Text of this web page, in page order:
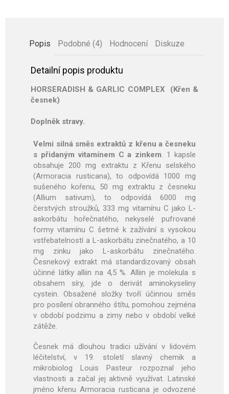
Popis Podobné (4) Hodnocení Diskuze
Detailní popis produktu
HORSERADISH & GARLIC COMPLEX (Křen &
česnek)
Doplněk stravy.
Velmi silná směs extraktů z křenu a česneku
s přidaným vitamínem C a zinkem. 1 kapsle
obsahuje 200 mg extraktu z Křenu selského
(Armoracia rusticana), to odpovídá 1000 mg
sušeného kořenu, 50 mg extraktu z česneku
(Allium sativum), to odpovídá 6000 mg
čerstvých stroužků, 333 mg vitamínu C jako L-
askorbátu hořečnatého, nekyselé pufrované
formy vitamínu C šetrné k zažívání s vysokou
vstřebatelností a L-askorbátu zinečnatého, a 10
mg zinku jako L-askorbátu zinečnatého.
Česnekový extrakt má standardizovaný obsah
účinné látky alliin na 4,5 %. Alliin je molekula s
obsahem síry, jde o derivát aminokyseliny
cystein. Obsažené složky tvoří účinnou směs
pro posílení obranného štítu, pomohou zejména
v období podzimu a zimy nebo v období velké
zátěže.
Česnek má dlouhou tradici užívání v lidovém
léčitelství, v 19. století slavný chemik a
mikrobiolog Louis Pasteur rozpoznal jeho
vlastnosti a začal jej aktivně využívat. Latinské
jméno křenu Armoracia rusticana je odvozené